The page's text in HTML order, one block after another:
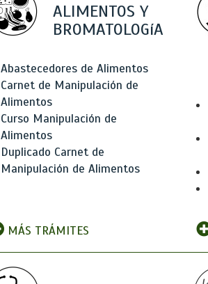
ALIMENTOS Y
BROMATOLOGíA
Abastecedores de Alimentos
Carnet de Manipulación de
Alimentos
Curso Manipulación de
Alimentos
Duplicado Carnet de
Manipulación de Alimentos
MÁS TRÁMITES